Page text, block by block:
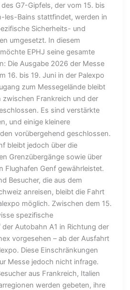
G7-Gipfels, der vom 15. bis
les-Bains stattfindet, werden in
Sicherheits- und
umgesetzt. In diesem
EPHJ seine gesamte
Die Ausgabe 2026 der Messe
16. bis 19. Juni in der Palexpo
zum Messegelände bleibt
zwischen Frankreich und der
Es sind verstärkte
und einige kleinere
vorübergehend geschlossen.
bleibt jedoch über die
Grenzübergänge sowie über
Flughafen Genf gewährleistet.
Besucher, die aus dem
anreisen, bleibt die Fahrt
möglich. Zwischen dem 15.
spezifische
Autobahn A1 in Richtung der
vorgesehen – ab der Ausfahrt
Diese Einschränkungen
Messe jedoch nicht infrage.
aus Frankreich, Italien
werden gebeten, ihre